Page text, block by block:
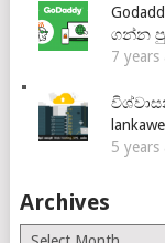
ගන්න
7 years
5 years
Archives
Archives